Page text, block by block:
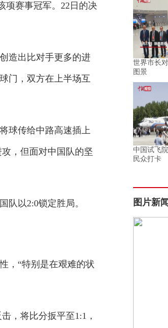
赛事冠军。22日的决
造出比对手更多的进
门，双方在上半场互
球传给中路高速插上
，但面对中国队的坚
以2:0锁定胜局。
，“特别是在艰难的状
，将比分扳平至1:1，
世界市长
图景
中国试飞
民众打卡
图片新闻